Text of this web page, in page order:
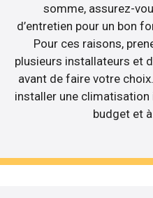
somme, assurez-
d’entretien pour un bon
Pour ces raisons,
plusieurs installateurs et
avant de faire votre
installer une
budget et